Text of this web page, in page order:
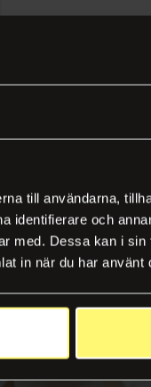
till användarna,
identifierare och
med. Dessa kan i
in när du har använt